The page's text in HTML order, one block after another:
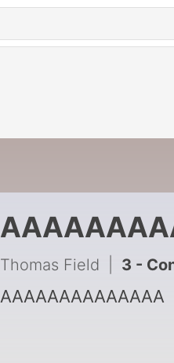
Thomas Field 3 -
AAAAAAAAAAAAAA